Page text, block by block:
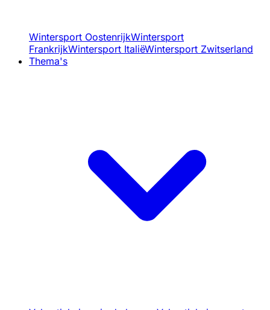
Wintersport OostenrijkWintersport
FrankrijkWintersport ItaliëWintersport Zwitserland
Thema's